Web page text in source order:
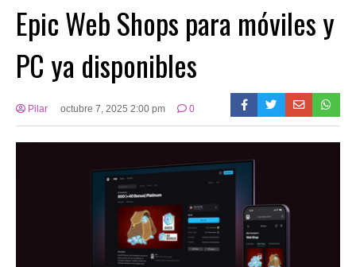
Epic Web Shops para móviles y
PC ya disponibles
Pilar octubre 7, 2025 2:00 pm 0